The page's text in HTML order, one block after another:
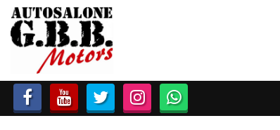
HOME
LISTA VEICOLI
ACCESSORI E RICAMBI